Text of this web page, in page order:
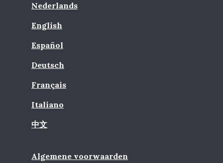
Nederlands
English
Español
Deutsch
Français
Italiano
中文
Algemene voorwaarden